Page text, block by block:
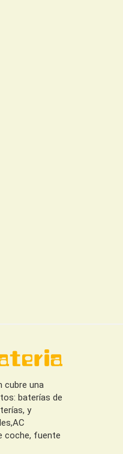
cubre una
baterías de
y
coche, fuente